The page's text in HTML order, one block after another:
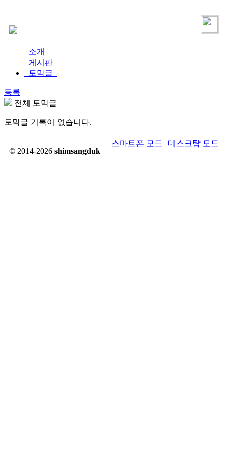
소개
게시판
토막글
등록
전체 토막글
토막글 기록이 없습니다.
© 2014-2026 shimsangduk
스마트폰 모드 | 데스크탑 모드